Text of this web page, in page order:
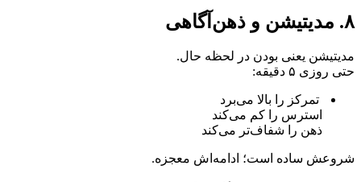
۸. مدیتیشن و ذهن‌آگاهی
مدیتیشن یعنی بودن در لحظه حال.
حتی روزی ۵ دقیقه:
تمرکز را بالا می‌برد
استرس را کم می‌کند
ذهن را شفاف‌تر می‌کند
شروعش ساده است؛ ادامه‌اش معجزه.